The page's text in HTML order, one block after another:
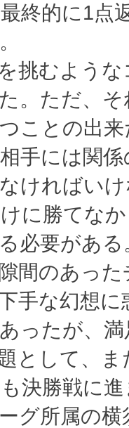
終的に1点
挑むよう
。ただ、
ことの出
手には関
ければい
に勝てな
必要があ
間のあっ
手な幻想
ったが、
として、
決勝戦に
グ所属の